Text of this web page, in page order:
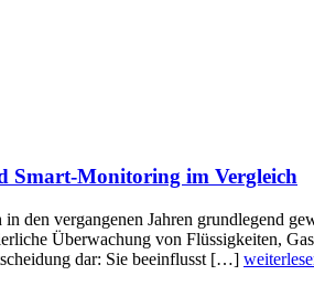
Smart-Monitoring im Vergleich
den vergangenen Jahren grundlegend
Überwachung von Flüssigkeiten,
dar: Sie beeinflusst […]